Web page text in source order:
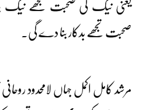
یعنی نیک کی صحبت تجھے نیک
صحبت تجھے بدکار بنا دے گی۔
مرشد کامل اکمل جہاں لامحدود